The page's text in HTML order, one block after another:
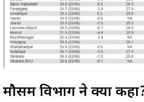
मौसम विभाग ने क्या